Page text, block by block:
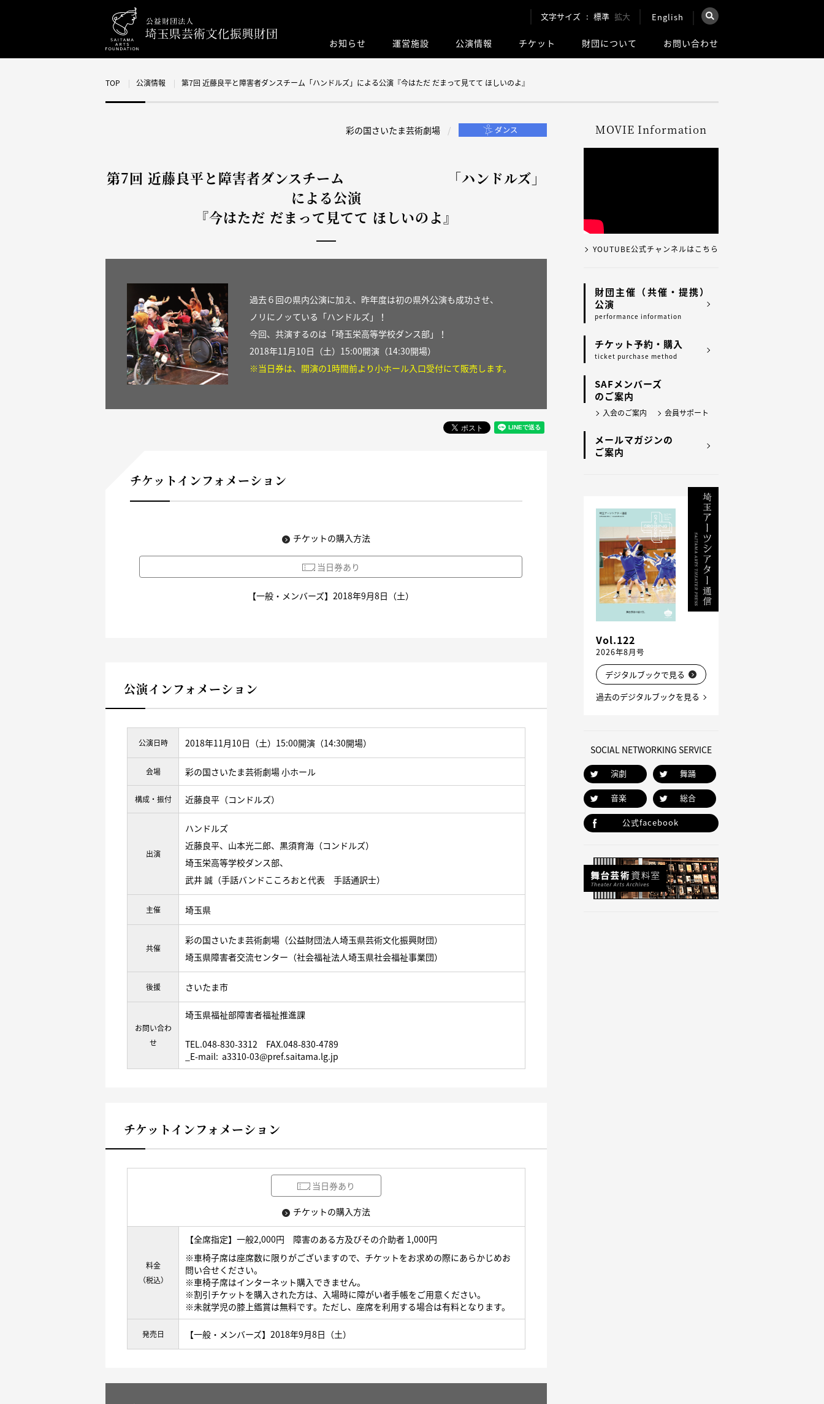
文字サイズ 標準 拡大 English
×
このサイト内を検索
お知らせ 運営施設 公演情報 チケット 財団について お問い合わせ
TOP 公演情報 第7回 近藤良平と障害者ダンスチーム「ハンドルズ」による公演『今はただ だまって見てて ほしいのよ』
彩の国さいたま芸術劇場
第7回 近藤良平と障害者ダンスチーム 「ハンドルズ」
による公演
『今はただ だまって見てて ほしいのよ』
過去６回の県内公演に加え、昨年度は初の県外公演も成功させ、
ノリにノッている「ハンドルズ」！
今回、共演するのは「埼玉栄高等学校ダンス部」！
2018年11月10日（土）15:00開演 （14:30開場）
※当日券は、開演の1時間前より小ホール入口受付にて販売します。
チケットインフォメーション
チケットの購入方法
当日券あり
【一般・メンバーズ】 2018年9月8日（土）
公演インフォメーション
公演日時 2018年11月10日（土）15:00開演 （14:30開場）
会場 彩の国さいたま芸術劇場 小ホール
構成・振付 近藤良平（コンドルズ）
出演
ハンドルズ
近藤良平、山本光二郎、黒須育海（コンドルズ）
埼玉栄高等学校ダンス部、
武井 誠（手話バンドこころおと代表 手話通訳士）
主催 埼玉県
共催
彩の国さいたま芸術劇場（公益財団法人埼玉県芸術文化振興財団）
埼玉県障害者交流センター（社会福祉法人埼玉県社会福祉事業団）
後援 さいたま市
お問い合わ
せ
埼玉県福祉部障害者福祉推進課
TEL.048-830-3312 FAX.048-830-4789
_E-mail: a3310-03@pref.saitama.lg.jp
チケットインフォメーション
当日券あり
チケットの購入方法
料金
（税込）
【全席指定】一般2,000円 障害のある方及びその介助者 1,000円
※車椅子席は座席数に限りがございますので、チケットをお求めの際にあらかじめお
問い合せください。
※車椅子席はインターネット購入できません。
※割引チケットを購入された方は、入場時に障がい者手帳をご用意ください。
※未就学児の膝上鑑賞は無料です。ただし、座席を利用する場合は有料となります。
発売日 【一般・メンバーズ】 2018年9月8日（土）
MOVIE Information
YOUTUBE公式チャンネルはこちら
財団主催（共催・提携）
公演
performance information
チケット予約・購入
ticket purchase method
SAFメンバーズ
のご案内
入会のご案内 会員サポート
メールマガジンの
ご案内
Vol.122
2026年8月号
デジタルブックで見る
過去のデジタルブックを見る
SOCIAL NETWORKING SERVICE
演劇 舞踊
音楽 総合
公式facebook